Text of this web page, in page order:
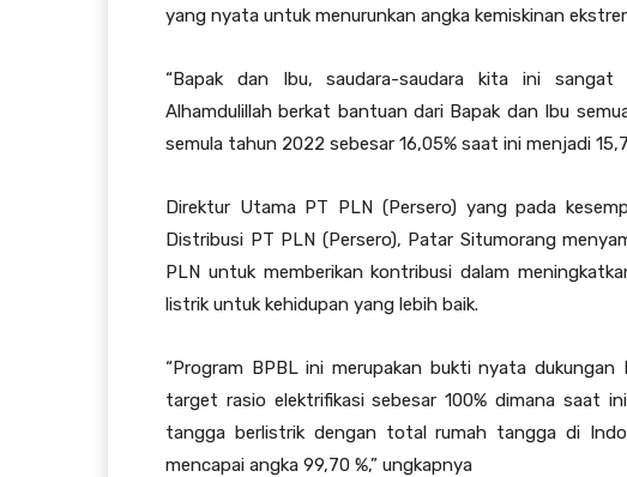
yang nyata untuk menurunkan angka kemiskinan
“Bapak dan Ibu, saudara-saudara kita ini
Alhamdulillah berkat bantuan dari Bapak dan Ibu
semula tahun 2022 sebesar 16,05% saat ini menjadi
Direktur Utama PT PLN (Persero) yang pada
Distribusi PT PLN (Persero), Patar Situmorang
PLN untuk memberikan kontribusi dalam
listrik untuk kehidupan yang lebih baik.
“Program BPBL ini merupakan bukti nyata dukungan
target rasio elektrifikasi sebesar 100% dimana saat
tangga berlistrik dengan total rumah tangga di
mencapai angka 99,70 %,” ungkapnya